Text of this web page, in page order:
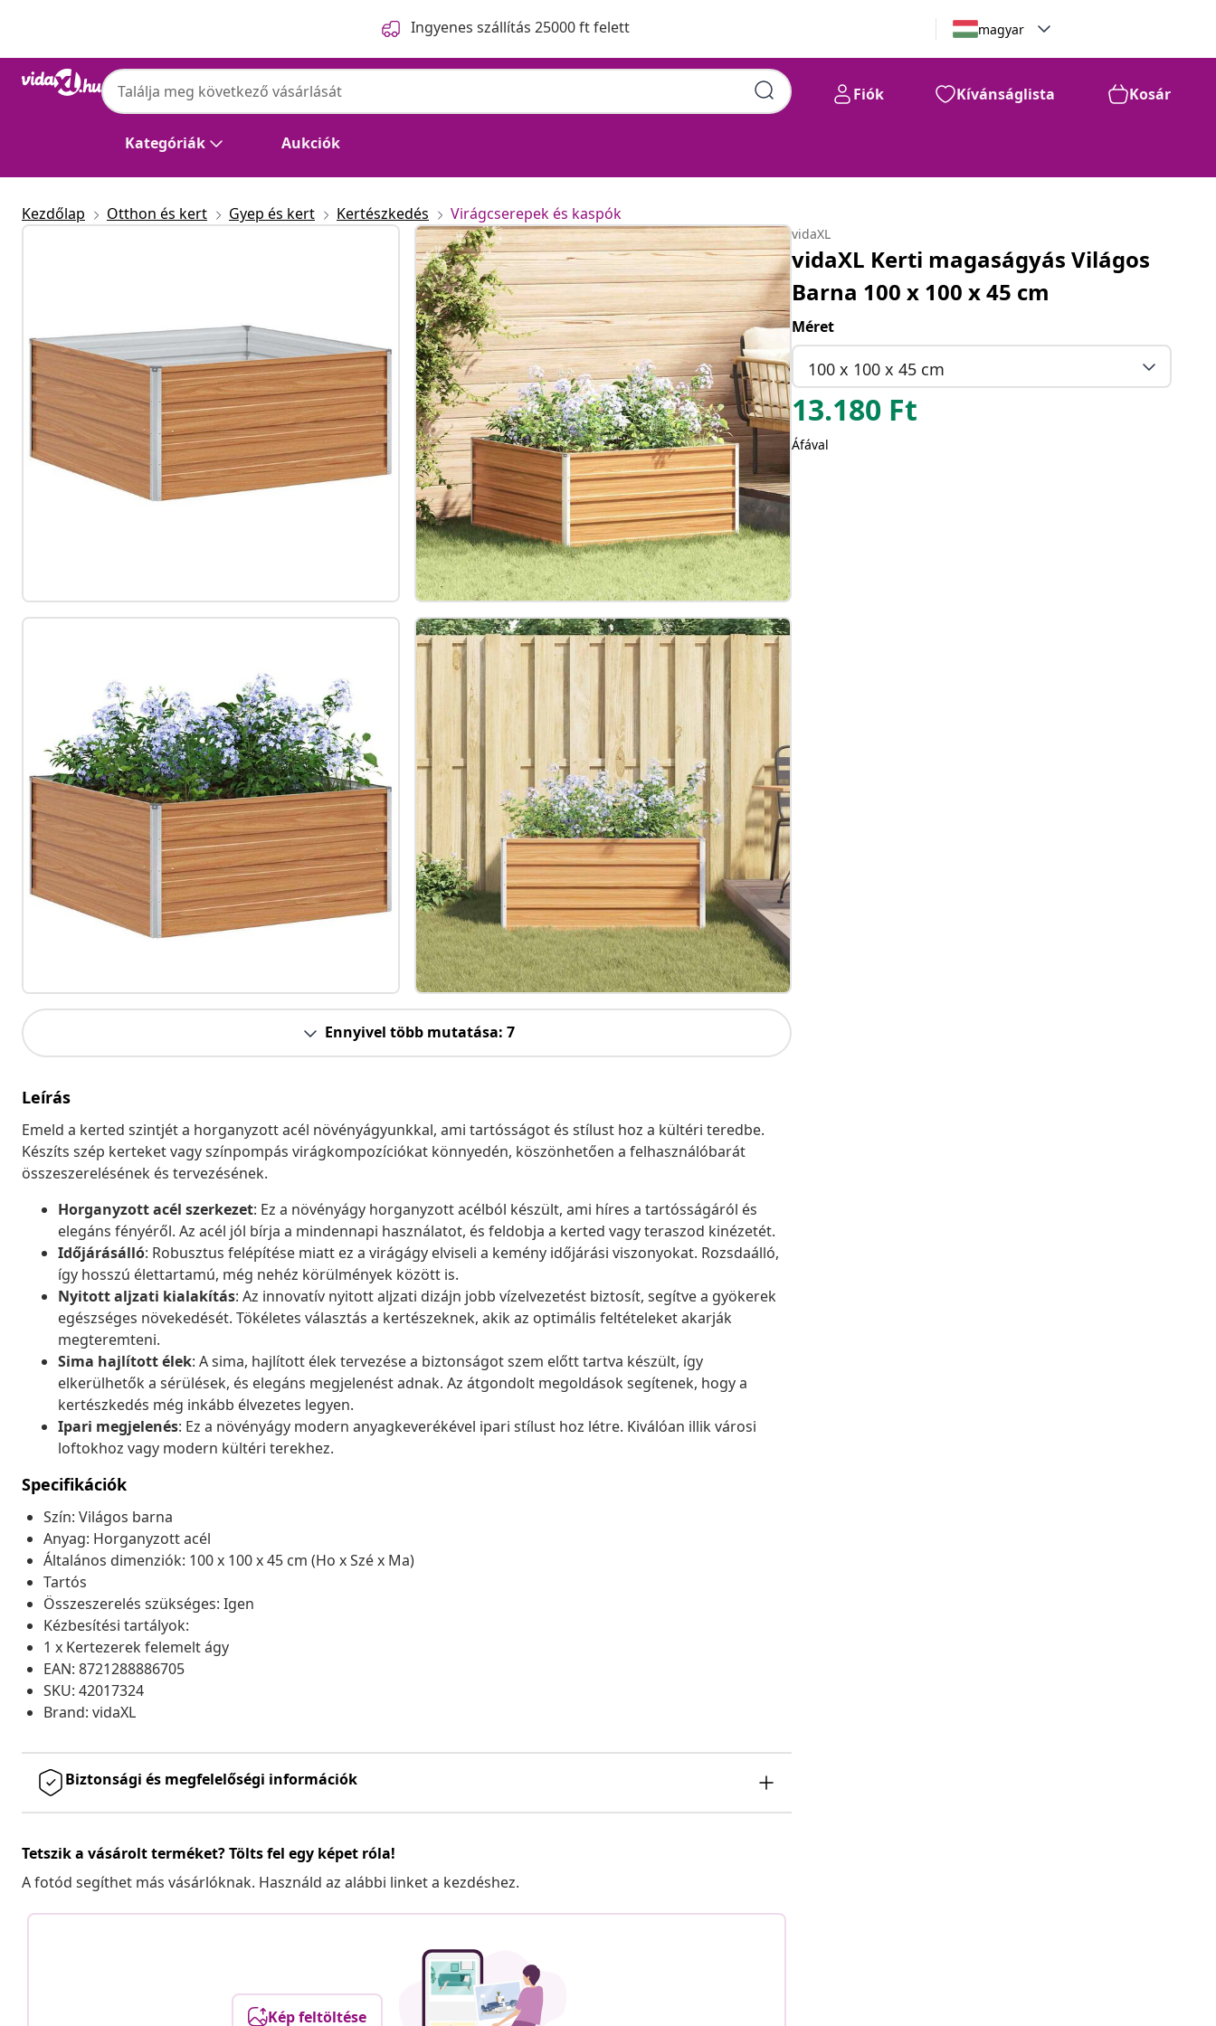
Ingyenes szállítás 25000 ft felett magyar
Kategóriák Aukciók
Fiók Kívánságlista Kosár
Kezdőlap Otthon és kert Gyep és kert Kertészkedés Virágcserepek és kaspók
Ennyivel több mutatása: 7
Leírás
Emeld a kerted szintjét a horganyzott acél növényágyunkkal, ami tartósságot és stílust hoz a kültéri teredbe.
Készíts szép kerteket vagy színpompás virágkompozíciókat könnyedén, köszönhetően a felhasználóbarát
összeszerelésének és tervezésének.
Horganyzott acél szerkezet: Ez a növényágy horganyzott acélból készült, ami híres a tartósságáról és
elegáns fényéről. Az acél jól bírja a mindennapi használatot, és feldobja a kerted vagy teraszod kinézetét.
Időjárásálló: Robusztus felépítése miatt ez a virágágy elviseli a kemény időjárási viszonyokat. Rozsdaálló,
így hosszú élettartamú, még nehéz körülmények között is.
Nyitott aljzati kialakítás: Az innovatív nyitott aljzati dizájn jobb vízelvezetést biztosít, segítve a gyökerek
egészséges növekedését. Tökéletes választás a kertészeknek, akik az optimális feltételeket akarják
megteremteni.
Sima hajlított élek: A sima, hajlított élek tervezése a biztonságot szem előtt tartva készült, így
elkerülhetők a sérülések, és elegáns megjelenést adnak. Az átgondolt megoldások segítenek, hogy a
kertészkedés még inkább élvezetes legyen.
Ipari megjelenés: Ez a növényágy modern anyagkeverékével ipari stílust hoz létre. Kiválóan illik városi
loftokhoz vagy modern kültéri terekhez.
Specifikációk
Szín: Világos barna
Anyag: Horganyzott acél
Általános dimenziók: 100 x 100 x 45 cm (Ho x Szé x Ma)
Tartós
Összeszerelés szükséges: Igen
Kézbesítési tartályok:
1 x Kertezerek felemelt ágy
EAN: 8721288886705
SKU: 42017324
Brand: vidaXL
Biztonsági és megfelelőségi információk
Tetszik a vásárolt terméket? Tölts fel egy képet róla!
A fotód segíthet más vásárlóknak. Használd az alábbi linket a kezdéshez.
Kép feltöltése
vidaXL
vidaXL Kerti magaságyás Világos
Barna 100 x 100 x 45 cm
Méret
100 x 100 x 45 cm
13.180 Ft
Áfával